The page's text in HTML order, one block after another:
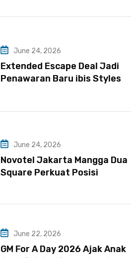
June 24, 2026
Extended Escape Deal Jadi
Penawaran Baru ibis Styles
June 24, 2026
Novotel Jakarta Mangga Dua
Square Perkuat Posisi
June 22, 2026
GM For A Day 2026 Ajak Anak